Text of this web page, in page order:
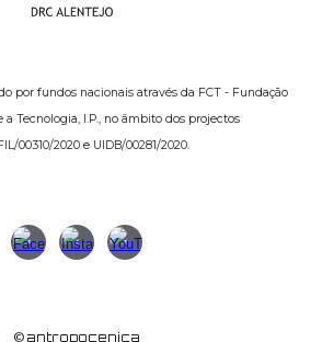
por fundos nacionais através da FCT - Fundação
a Tecnologia, I.P., no âmbito dos projectos
00310/2020 e UIDB/00281/2020.
© antropocenica